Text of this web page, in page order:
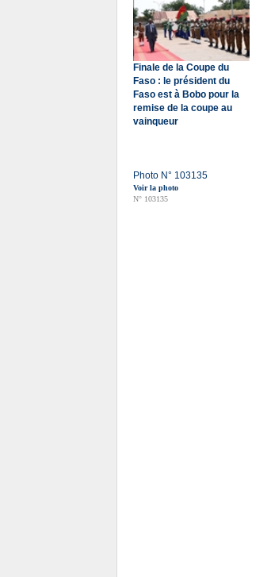
Finale de la Coupe du
Faso : le président du
Faso est à Bobo pour la
remise de la coupe au
vainqueur
Photo N° 103135
Voir la photo
N° 103135